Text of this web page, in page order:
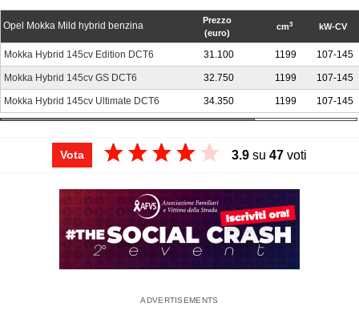
Opel Mokka Mild hybrid benzina
Prezzo
(euro)
cm3 kW-CV
Mokka Hybrid 145cv Edition DCT6 31.100 1199 107-145
Mokka Hybrid 145cv GS DCT6 32.750 1199 107-145
Mokka Hybrid 145cv Ultimate DCT6 34.350 1199 107-145
Vota 3.9 su 47 voti